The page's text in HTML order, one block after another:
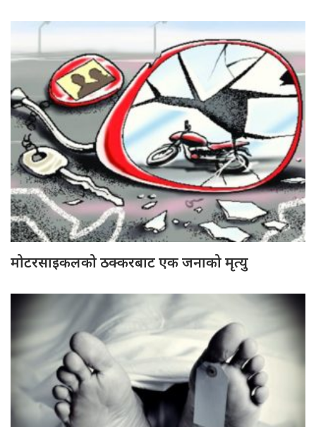
मोटरसाइकलको ठक्करबाट एक जनाको मृत्यु